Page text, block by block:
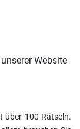
Website
über 100 Rätseln.